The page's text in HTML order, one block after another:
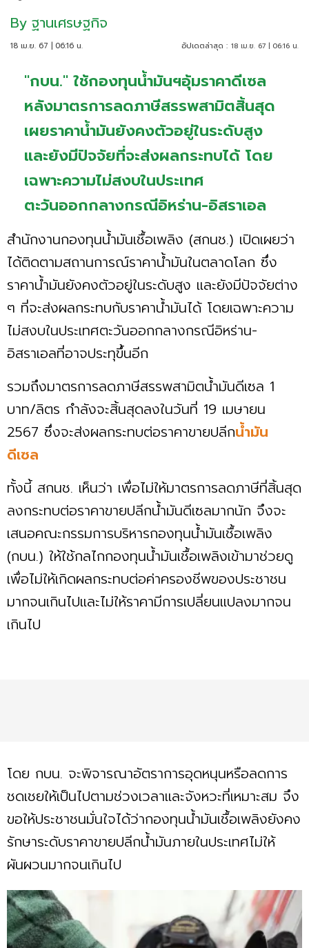
By ฐานเศรษฐกิจ
18 เม.ย. 67 | 06:16 น. อัปเดตล่าสุด : 18 เม.ย. 67 | 06:16 น.
"กบน." ใช้กองทุนน้ำมันฯอุ้มราคาดีเซล
หลังมาตรการลดภาษีสรรพสามิตสิ้นสุด
เผยราคาน้ำมันยังคงตัวอยู่ในระดับสูง
และยังมีปัจจัยที่จะส่งผลกระทบได้ โดย
เฉพาะความไม่สงบในประเทศ
ตะวันออกกลางกรณีอิหร่าน-อิสราเอล
สำนักงานกองทุนน้ำมันเชื้อเพลิง (สกนช.) เปิดเผยว่า
ได้ติดตามสถานการณ์ราคาน้ำมันในตลาดโลก ซึ่ง
ราคาน้ำมันยังคงตัวอยู่ในระดับสูง และยังมีปัจจัยต่าง
ๆ ที่จะส่งผลกระทบกับราคาน้ำมันได้ โดยเฉพาะความ
ไม่สงบในประเทศตะวันออกกลางกรณีอิหร่าน-
อิสราเอลที่อาจประทุขึ้นอีก
รวมถึงมาตรการลดภาษีสรรพสามิตน้ำมันดีเซล 1
บาท/ลิตร กำลังจะสิ้นสุดลงในวันที่ 19 เมษายน
2567 ซึ่งจะส่งผลกระทบต่อราคาขายปลีกน้ำมัน
ดีเซล
ทั้งนี้ สกนช. เห็นว่า เพื่อไม่ให้มาตรการลดภาษีที่สิ้นสุด
ลงกระทบต่อราคาขายปลีกน้ำมันดีเซลมากนัก จึงจะ
เสนอคณะกรรมการบริหารกองทุนน้ำมันเชื้อเพลิง
(กบน.) ให้ใช้กลไกกองทุนน้ำมันเชื้อเพลิงเข้ามาช่วยดู
เพื่อไม่ให้เกิดผลกระทบต่อค่าครองชีพของประชาชน
มากจนเกินไปและไม่ให้ราคามีการเปลี่ยนแปลงมากจน
เกินไป
โดย กบน. จะพิจารณาอัตราการอุดหนุนหรือลดการ
ชดเชยให้เป็นไปตามช่วงเวลาและจังหวะที่เหมาะสม จึง
ขอให้ประชาชนมั่นใจได้ว่ากองทุนน้ำมันเชื้อเพลิงยังคง
รักษาระดับราคาขายปลีกน้ำมันภายในประเทศไม่ให้
ผันผวนมากจนเกินไป